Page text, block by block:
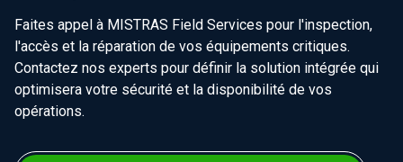
Faites appel à MISTRAS Field Services pour l'inspection,
l'accès et la réparation de vos équipements critiques.
Contactez nos experts pour définir la solution intégrée qui
optimisera votre sécurité et la disponibilité de vos
opérations.